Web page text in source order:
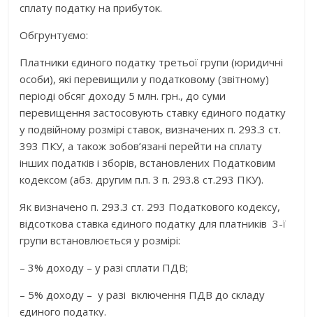
сплату податку на прибуток.
Обгрунтуємо:
Платники єдиного податку третьої групи (юридичні
особи), які перевищили у податковому (звітному)
періоді обсяг доходу 5 млн. грн., до суми
перевищення застосовують ставку єдиного податку
у подвійному розмірі ставок, визначених п. 293.3 ст.
393 ПКУ, а також зобов’язані перейти на сплату
інших податків і зборів, встановлених Податковим
кодексом (абз. другим п.п. 3 п. 293.8 ст.293 ПКУ).
Як визначено п. 293.3 ст. 293 Податкового кодексу,
відсоткова ставка єдиного податку для платників 3-ї
групи встановлюється у розмірі:
– 3% доходу – у разі сплати ПДВ;
– 5% доходу – у разі включення ПДВ до складу
єдиного податку.